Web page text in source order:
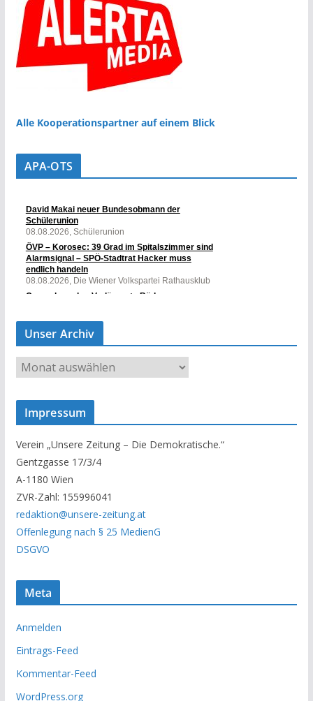
Alle Kooperationspartner auf einem Blick
APA-OTS
Unser Archiv
U
s
A
r
c
h
i
v
Impressum
Verein „Unsere Zeitung – Die Demokratische.“
Gentzgasse 17/3/4
A-1180 Wien
ZVR-Zahl: 155996041
redaktion@unsere-zeitung.at
Offenlegung nach § 25 MedienG
DSGVO
Meta
Anmelden
Eintrags-Feed
Kommentar-Feed
WordPress.org